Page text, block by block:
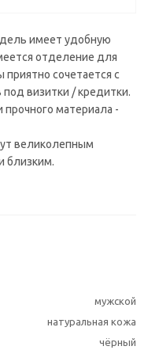
имеет удобную
отделение для
сочетается с
визитки / кредитки.
прочного материала -
великолепным
близким.
мужской
натуральная кожа
чёрный